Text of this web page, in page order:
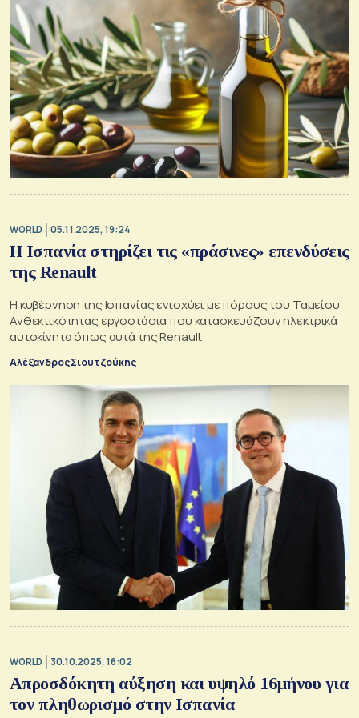
WORLD 05.11.2025, 19:24
H Ισπανία στηρίζει τις «πράσινες» επενδύσεις
της Renault
Η κυβέρνηση της Ισπανίας ενισχύει με πόρους του Ταμείου
Ανθεκτικότητας εργοστάσια που κατασκευάζουν ηλεκτρικά
αυτοκίνητα όπως αυτά της Renault
Αλέξανδρος Σιουτζούκης
WORLD 30.10.2025, 16:02
Απροσδόκητη αύξηση και υψηλό 16μήνου για
τον πληθωρισμό στην Ισπανία